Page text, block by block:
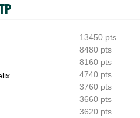
août 2026 et de la nuit
Korda, opéré du dos
07:53
: "Il dit ça parce qu'il vieillit"
13450 pts
8480 pts
8160 pts
4740 pts
3760 pts
3660 pts
3620 pts